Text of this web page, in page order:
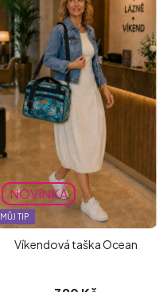
NOVINKA
MŮJ TIP
Víkendová taška Ocean